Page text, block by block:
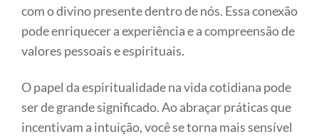
com o divino presente dentro de nós. Essa conexão
pode enriquecer a experiência e a compreensão de
valores pessoais e espirituais.
O papel da espiritualidade na vida cotidiana pode
ser de grande significado. Ao abraçar práticas que
incentivam a intuição, você se torna mais sensível